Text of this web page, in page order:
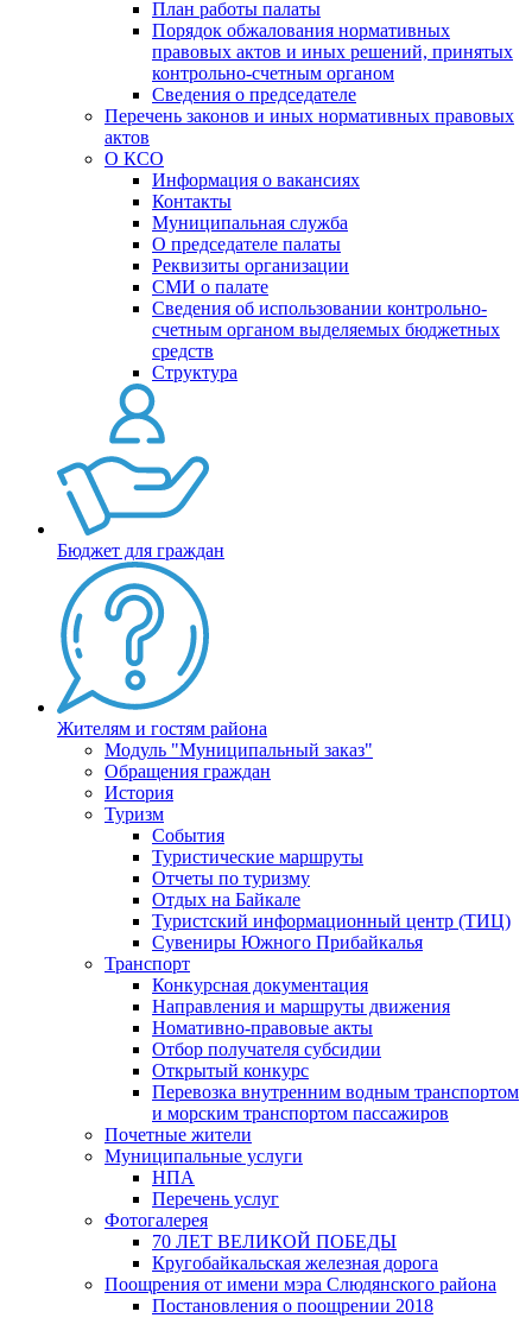
План работы палаты
Порядок обжалования нормативных
правовых актов и иных решений, принятых
контрольно-счетным органом
Сведения о председателе
Перечень законов и иных нормативных правовых
актов
О КСО
Информация о вакансиях
Контакты
Муниципальная служба
О председателе палаты
Реквизиты организации
СМИ о палате
Сведения об использовании контрольно-
счетным органом выделяемых бюджетных
средств
Структура
Бюджет для граждан
Жителям и гостям района
Модуль "Муниципальный заказ"
Обращения граждан
История
Туризм
События
Туристические маршруты
Отчеты по туризму
Отдых на Байкале
Туристский информационный центр (ТИЦ)
Сувениры Южного Прибайкалья
Транспорт
Конкурсная документация
Направления и маршруты движения
Номативно-правовые акты
Отбор получателя субсидии
Открытый конкурс
Перевозка внутренним водным транспортом
и морским транспортом пассажиров
Почетные жители
Муниципальные услуги
НПА
Перечень услуг
Фотогалерея
70 ЛЕТ ВЕЛИКОЙ ПОБЕДЫ
Кругобайкальская железная дорога
Поощрения от имени мэра Слюдянского района
Постановления о поощрении 2018